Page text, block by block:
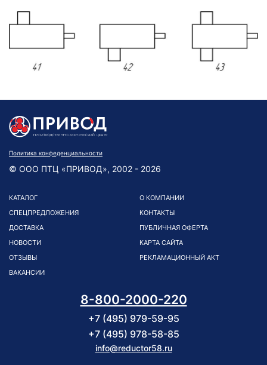
Политика конфеденциальности
© ООО ПТЦ «ПРИВОД», 2002 - 2026
КАТАЛОГ
СПЕЦПРЕДЛОЖЕНИЯ
ДОСТАВКА
НОВОСТИ
ОТЗЫВЫ
ВАКАНСИИ
О КОМПАНИИ
КОНТАКТЫ
ПУБЛИЧНАЯ ОФЕРТА
КАРТА САЙТА
РЕКЛАМАЦИОННЫЙ АКТ
8-800-2000-220
+7 (495) 979-59-95
+7 (495) 978-58-85
info@reductor58.ru